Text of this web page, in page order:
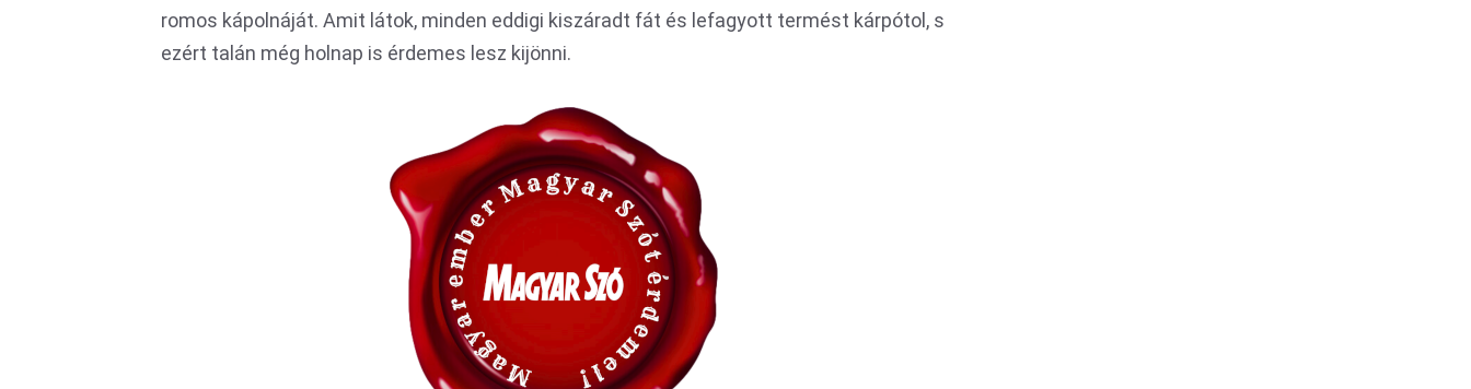
romos kápolnáját. Amit látok, minden eddigi kiszáradt fát és lefagyott termést kárpótol, s
ezért talán még holnap is érdemes lesz kijönni.